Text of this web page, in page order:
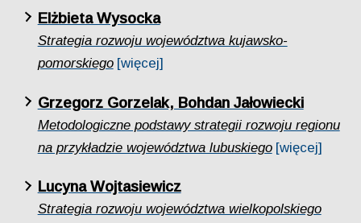
Elżbieta Wysocka
Strategia rozwoju województwa kujawsko-
pomorskiego [więcej]
Grzegorz Gorzelak, Bohdan Jałowiecki
Metodologiczne podstawy strategii rozwoju regionu
na przykładzie województwa lubuskiego [więcej]
Lucyna Wojtasiewicz
Strategia rozwoju województwa wielkopolskiego